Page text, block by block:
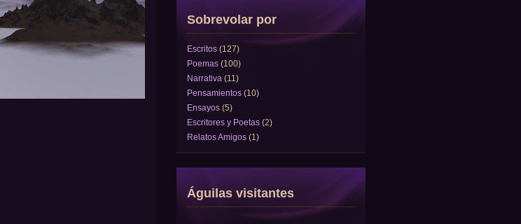
Sobrevolar por
Escritos (127)
Poemas (100)
Narrativa (11)
Pensamientos (10)
Ensayos (5)
Escritores y Poetas (2)
Relatos Amigos (1)
Águilas visitantes